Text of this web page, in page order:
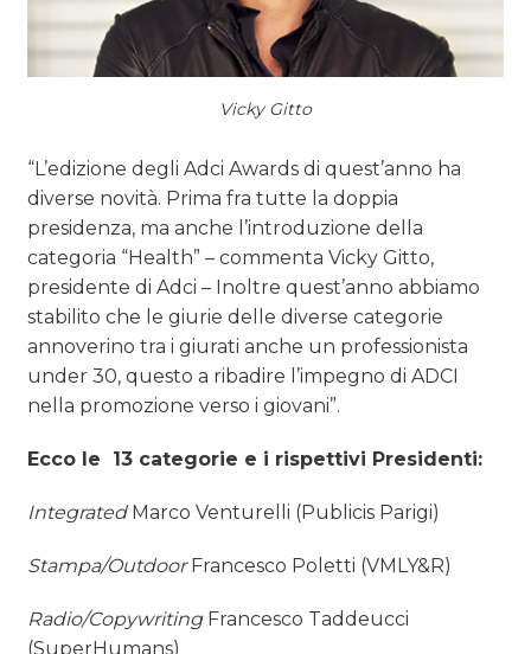
Vicky Gitto
“L’edizione degli Adci Awards di quest’anno ha
diverse novità. Prima fra tutte la doppia
presidenza, ma anche l’introduzione della
categoria “Health” – commenta Vicky Gitto,
presidente di Adci – Inoltre quest’anno abbiamo
stabilito che le giurie delle diverse categorie
annoverino tra i giurati anche un professionista
under 30, questo a ribadire l’impegno di ADCI
nella promozione verso i giovani”.
Ecco le 13 categorie e i rispettivi Presidenti:
Integrated Marco Venturelli (Publicis Parigi)
Stampa/OutdoorFrancesco Poletti (VMLY&R)
Radio/Copywriting Francesco Taddeucci
(SuperHumans)